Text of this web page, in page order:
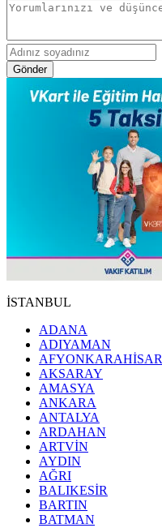
Gönder
İSTANBUL
ADANA
ADIYAMAN
AFYONKARAHİSAR
AKSARAY
AMASYA
ANKARA
ANTALYA
ARDAHAN
ARTVİN
AYDIN
AĞRI
BALIKESİR
BARTIN
BATMAN